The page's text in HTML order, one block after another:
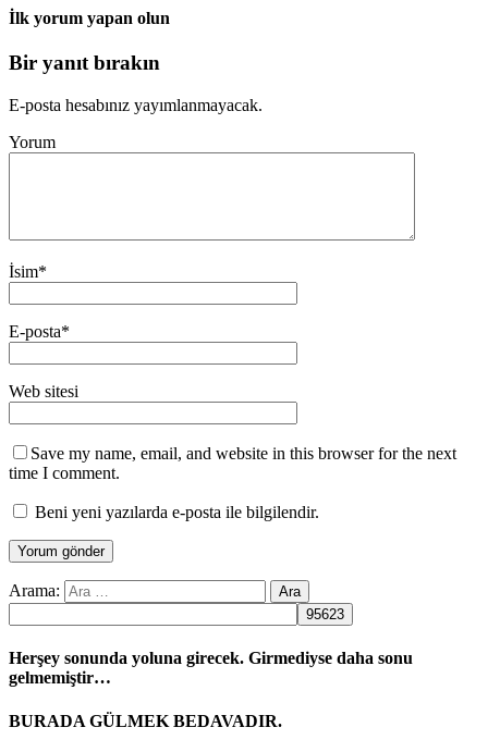
İlk yorum yapan olun
Bir yanıt bırakın
E-posta hesabınız yayımlanmayacak.
Yorum
İsim*
E-posta*
Web sitesi
Save my name, email, and website in this browser for the next
time I comment.
Beni yeni yazılarda e-posta ile bilgilendir.
Arama:
Herşey sonunda yoluna girecek. Girmediyse daha sonu
gelmemiştir…
BURADA GÜLMEK BEDAVADIR.